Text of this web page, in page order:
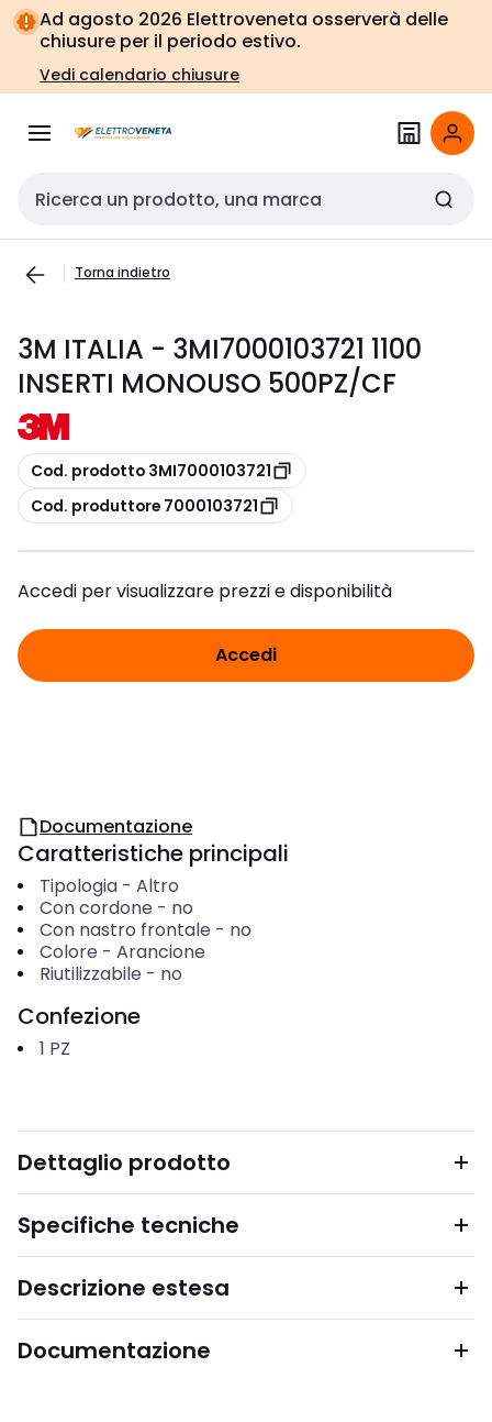
Vai alla
navigazione
Vai
alla
pagina
Ad agosto 2026 Elettroveneta osserverà delle
chiusure per il periodo estivo.
Vedi calendario chiusure
Cerca input
Torna indietro
3M ITALIA - 3MI7000103721 1100
INSERTI MONOUSO 500PZ/CF
copia
Cod. prodotto 3MI7000103721
copia
Cod. produttore 7000103721
Accedi per visualizzare prezzi e disponibilità
Accedi
Documentazione
Caratteristiche principali
Tipologia- Altro
Con cordone - no
Con nastro frontale - no
Colore - Arancione
Riutilizzabile - no
Confezione
1 PZ
Dettaglio prodotto
Specifiche tecniche
Descrizione estesa
Documentazione